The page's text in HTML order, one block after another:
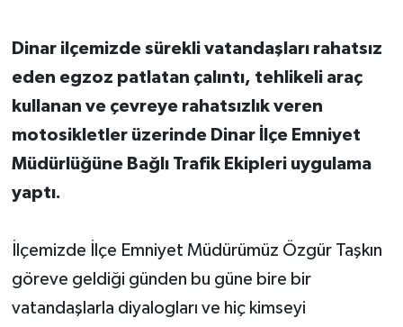
Dinar ilçemizde sürekli vatandaşları rahatsız
eden egzoz patlatan çalıntı, tehlikeli araç
kullanan ve çevreye rahatsızlık veren
motosikletler üzerinde Dinar İlçe Emniyet
Müdürlüğüne Bağlı Trafik Ekipleri uygulama
yaptı.
İlçemizde İlçe Emniyet Müdürümüz Özgür Taşkın
göreve geldiği günden bu güne bire bir
vatandaşlarla diyalogları ve hiç kimseyi